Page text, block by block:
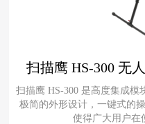
扫描鹰 HS-300 无
扫描鹰 HS-300 是高度集成模
极简的外形设计，一键式的
使得广大用户在